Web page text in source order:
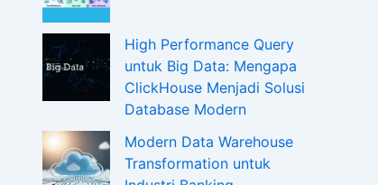
High Performance Query
untuk Big Data: Mengapa
ClickHouse Menjadi Solusi
Database Modern
Modern Data Warehouse
Transformation untuk